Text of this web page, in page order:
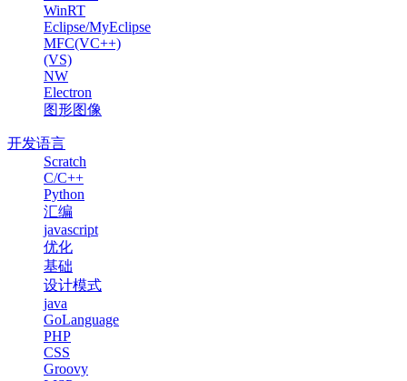
WinRT
Eclipse/MyEclipse
MFC(VC++)
(VS)
NW
Electron
图形图像
开发语言
Scratch
C/C++
Python
汇编
javascript
优化
基础
设计模式
java
GoLanguage
PHP
CSS
Groovy